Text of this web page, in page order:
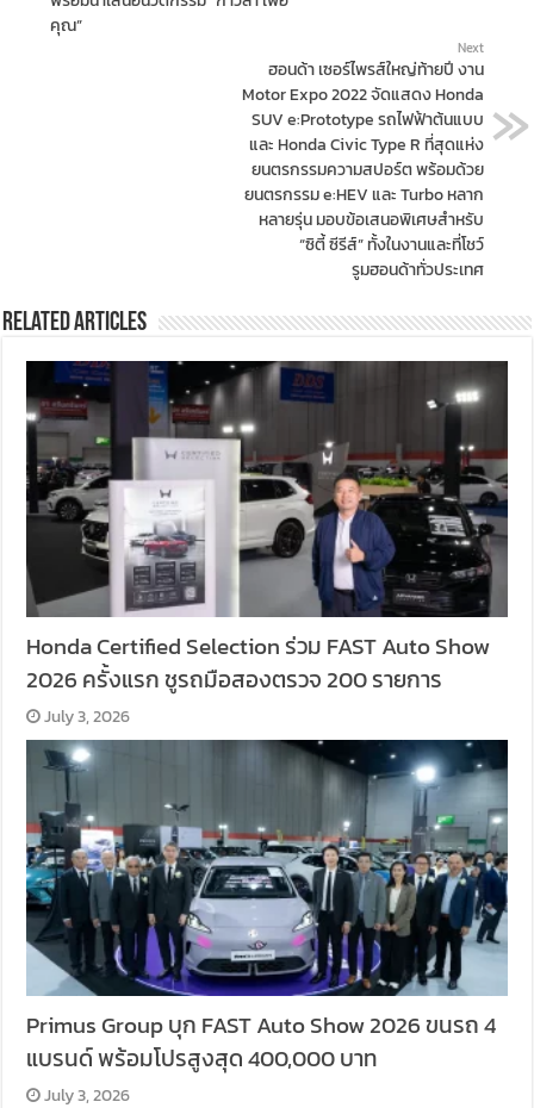
คุณ”
Next
ฮอนด้า เซอร์ไพรส์ใหญ่ท้ายปี งาน
Motor Expo 2022 จัดแสดง Honda
SUV e:Prototype รถไฟฟ้าต้นแบบ
และ Honda Civic Type R ที่สุดแห่ง
ยนตรกรรมความสปอร์ต พร้อมด้วย
ยนตรกรรม e:HEV และ Turbo หลาก
หลายรุ่น มอบข้อเสนอพิเศษสำหรับ
“ซิตี้ ซีรีส์” ทั้งในงานและที่โชว์
รูมฮอนด้าทั่วประเทศ
Related Articles
Honda Certified Selection ร่วม FAST Auto Show
2026 ครั้งแรก ชูรถมือสองตรวจ 200 รายการ
July 3, 2026
Primus Group บุก FAST Auto Show 2026 ขนรถ 4
แบรนด์ พร้อมโปรสูงสุด 400,000 บาท
July 3, 2026